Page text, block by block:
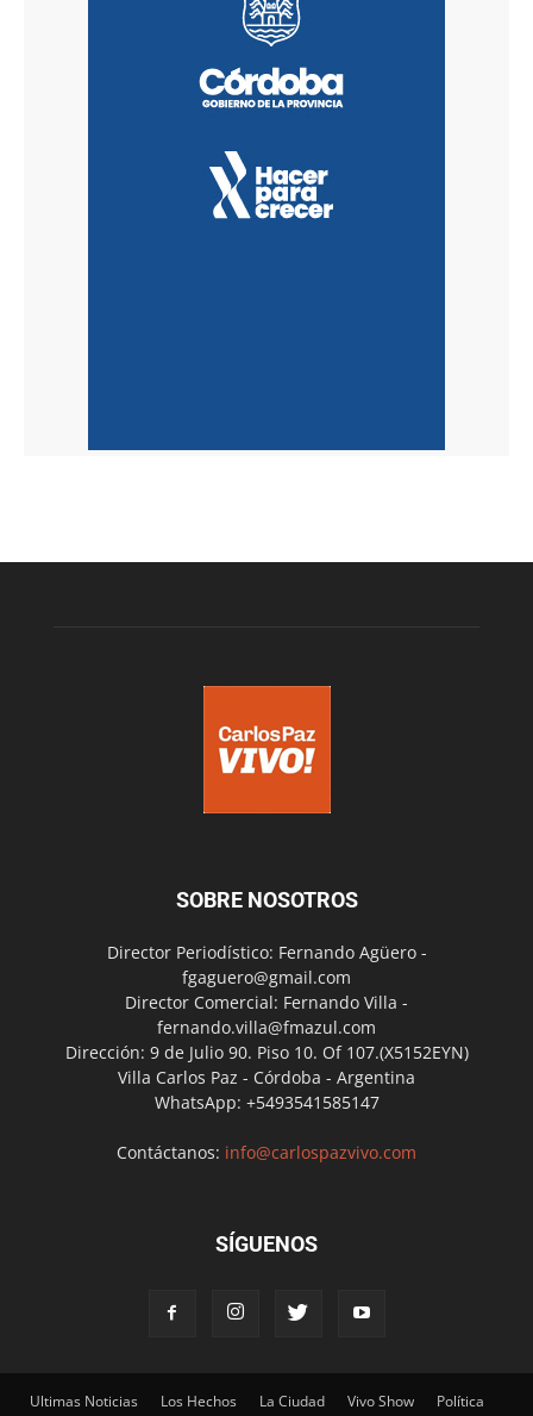
SOBRE NOSOTROS
Director Periodístico: Fernando Agüero -
fgaguero@gmail.com
Director Comercial: Fernando Villa -
fernando.villa@fmazul.com
Dirección: 9 de Julio 90. Piso 10. Of 107.(X5152EYN)
Villa Carlos Paz - Córdoba - Argentina
WhatsApp: +5493541585147
Contáctanos: info@carlospazvivo.com
SÍGUENOS
Ultimas Noticias Los Hechos La Ciudad Vivo Show
Política